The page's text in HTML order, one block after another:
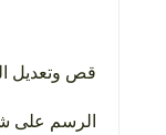
قص وتعديل
الرسم على